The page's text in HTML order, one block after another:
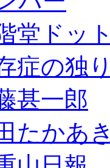
堂ドッ
症の独
甚一郎
たかあ